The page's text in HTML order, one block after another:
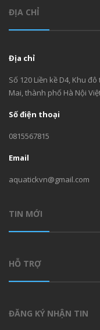
ĐỊA CHỈ
Địa chỉ
Số 120 Liền kề D4, Khu
Mai, thành phố Hà Nội
Số điện thoại
0815567815
Email
aquatickvn@gmail.com
TIN MỚI
HỖ TRỢ
ĐĂNG KÝ NHẬN TIN